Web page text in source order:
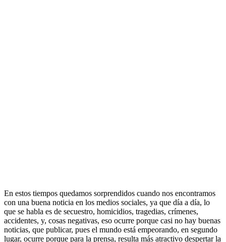
En estos tiempos quedamos sorprendidos cuando nos encontramos
con una buena noticia en los medios sociales, ya que día a día, lo
que se habla es de secuestro, homicidios, tragedias, crímenes,
accidentes, y, cosas negativas, eso ocurre porque casi no hay buenas
noticias, que publicar, pues el mundo está empeorando, en segundo
lugar, ocurre porque para la prensa, resulta más atractivo despertar la